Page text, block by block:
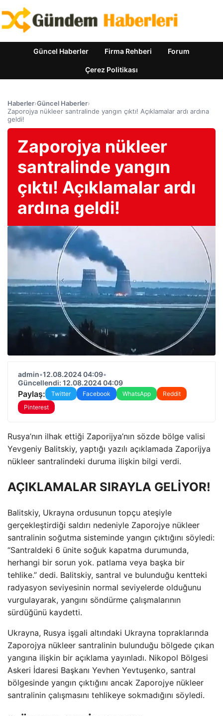
Güncel Haberler Firma Rehberi Forum
Çerez Politikası
Haberler›Güncel Haberler›
Zaporojya nükleer santralinde yangın çıktı! Açıklamalar ardı ardına
geldi!
Zaporojya nükleer
santralinde yangın
çıktı! Açıklamalar ardı
ardına geldi!
admin•12.08.2024 04:09•
Güncellendi: 12.08.2024 04:09
Paylaş: Twitter Facebook WhatsApp
Reddit
Pinterest
Rusya’nın ilhak ettiği Zaporijya’nın sözde bölge valisi
Yevgeniy Balitskiy, yaptığı yazılı açıklamada Zaporijya
nükleer santralindeki duruma ilişkin bilgi verdi.
AÇIKLAMALAR SIRAYLA GELİYOR!
Balitskiy, Ukrayna ordusunun topçu ateşiyle
gerçekleştirdiği saldırı nedeniyle Zaporojye nükleer
santralinin soğutma sisteminde yangın çıktığını söyledi:
“Santraldeki 6 ünite soğuk kapatma durumunda,
herhangi bir sorun yok. patlama veya başka bir
tehlike.” dedi. Balitskiy, santral ve bulunduğu kentteki
radyasyon seviyesinin normal seviyelerde olduğunu
vurgulayarak, yangını söndürme çalışmalarının
sürdüğünü kaydetti.
Ukrayna, Rusya işgali altındaki Ukrayna topraklarında
Zaporojya nükleer santralinin bulunduğu bölgede çıkan
yangına ilişkin bir açıklama yayınladı. Nikopol Bölgesi
Askeri İdaresi Başkanı Yevhen Yevtuşenko, santral
bölgesinde yangın çıktığını ancak Zaporojye nükleer
santralinin çalışmasını tehlikeye sokmadığını söyledi.